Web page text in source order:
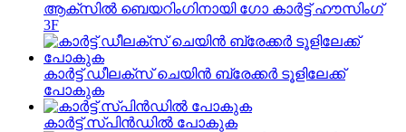
ആക്‌സിൽ ബെയറിംഗിനായി ഗോ കാർട്ട് ഹൗസിംഗ്
3F
കാർട്ട് ഡീലക്സ് ചെയിൻ ബ്രേക്കർ ടൂളിലേക്ക്
പോകുക
കാർട്ട് സ്പിൻഡിൽ പോകുക